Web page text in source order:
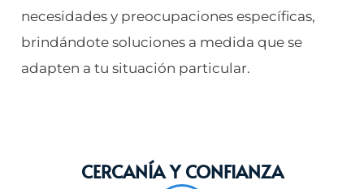
necesidades y preocupaciones específicas,
brindándote soluciones a medida que se
adapten a tu situación particular.
CERCANÍA Y CONFIANZA